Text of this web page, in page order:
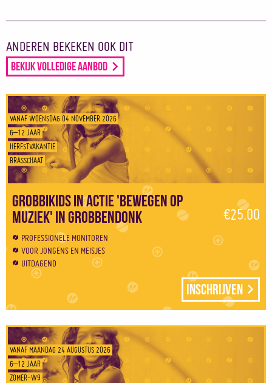
ANDEREN BEKEKEN OOK DIT
Bekijk volledige aanbod
VANAF WOENSDAG 04 NOVEMBER 2026
6–12 JAAR
HERFSTVAKANTIE
BRASSCHAAT
Grobbikids in actie 'Bewegen op
muziek' in Grobbendonk
€25.00
PROFESSIONELE MONITOREN
VOOR JONGENS EN MEISJES
UITDAGEND
Inschrijven
VANAF MAANDAG 24 AUGUSTUS 2026
6–12 JAAR
ZOMER-W9